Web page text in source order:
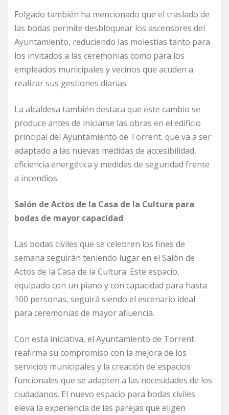
Folgado también ha mencionado que el traslado de
las bodas permite desbloquear los ascensores del
Ayuntamiento, reduciendo las molestias tanto para
los invitados a las ceremonias como para los
empleados municipales y vecinos que acuden a
realizar sus gestiones diarias.
La alcaldesa también destaca que este cambio se
produce antes de iniciarse las obras en el edificio
principal del Ayuntamiento de Torrent, que va a ser
adaptado a las nuevas medidas de accesibilidad,
eficiencia energética y medidas de seguridad frente
a incendios.
Salón de Actos de la Casa de la Cultura para
bodas de mayor capacidad
Las bodas civiles que se celebren los fines de
semana seguirán teniendo lugar en el Salón de
Actos de la Casa de la Cultura. Este espacio,
equipado con un piano y con capacidad para hasta
100 personas, seguirá siendo el escenario ideal
para ceremonias de mayor afluencia.
Con esta iniciativa, el Ayuntamiento de Torrent
reafirma su compromiso con la mejora de los
servicios municipales y la creación de espacios
funcionales que se adapten a las necesidades de los
ciudadanos. El nuevo espacio para bodas civiles
eleva la experiencia de las parejas que eligen